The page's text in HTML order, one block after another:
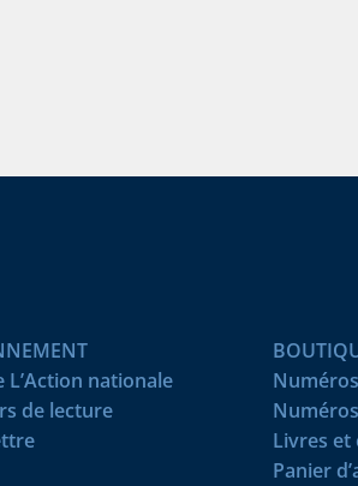
L’Action nationale
de lecture
Livres et
Panier